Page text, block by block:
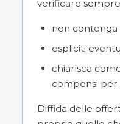
verificare
non contenga
espliciti
chiarisca
compensi per
Diffida delle